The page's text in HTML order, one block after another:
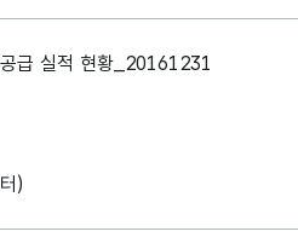
급 실적 현황_20161231
)